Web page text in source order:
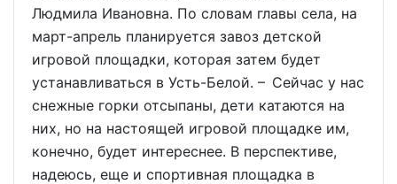
Людмила Ивановна. По словам главы села, на
март-апрель планируется завоз детской
игровой площадки, которая затем будет
устанавливаться в Усть-Белой. – Сейчас у нас
снежные горки отсыпаны, дети катаются на
них, но на настоящей игровой площадке им,
конечно, будет интереснее. В перспективе,
надеюсь, еще и спортивная площадка в